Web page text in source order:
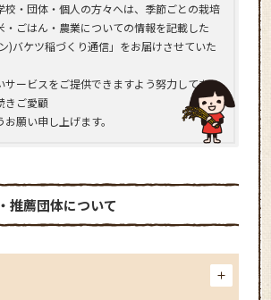
校・団体・個人の方々へは、季節ごとの栽培
・ごはん・農業についての情報を記載した
)バケツ稲づくり通信」をお届けさせていた
サービスをご提供できますよう努力してまい
きご愛顧
願い申し上げます。
推薦団体について